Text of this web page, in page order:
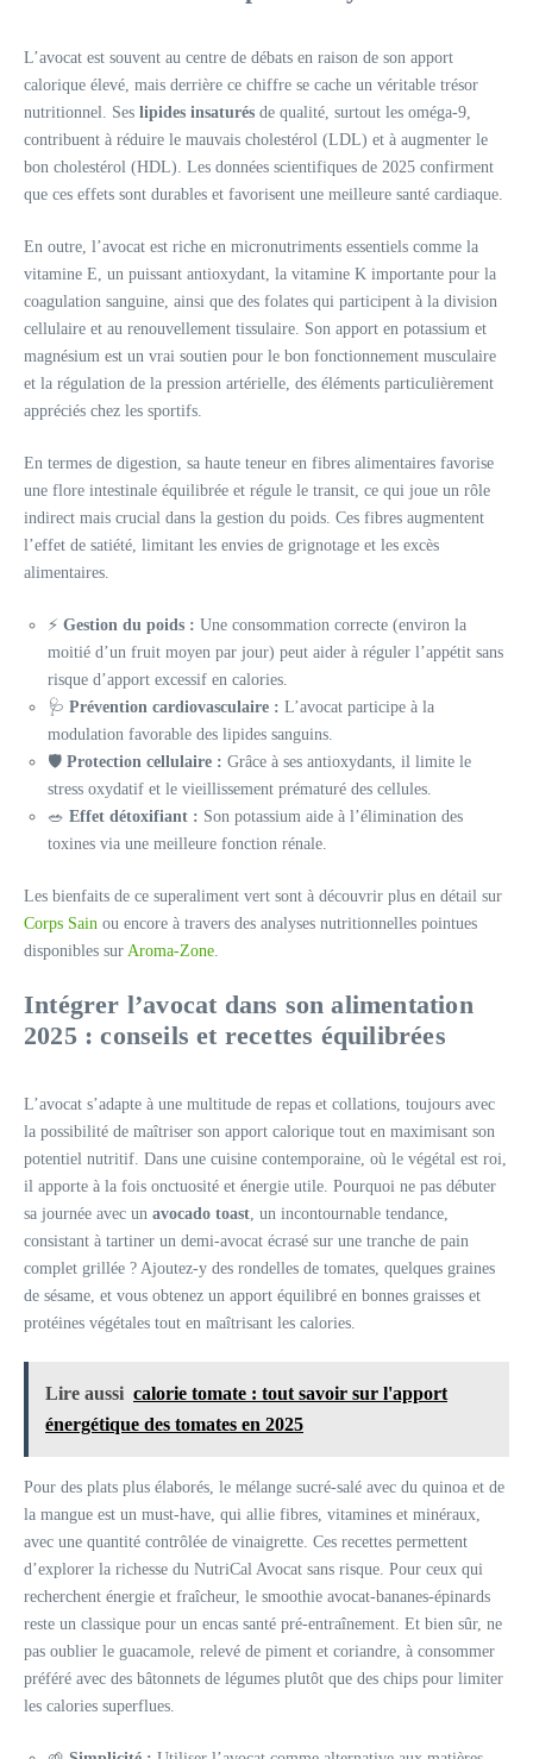
L’avocat est souvent au centre de débats en raison de son apport
calorique élevé, mais derrière ce chiffre se cache un véritable trésor
nutritionnel. Ses lipides insaturés de qualité, surtout les oméga-9,
contribuent à réduire le mauvais cholestérol (LDL) et à augmenter le
bon cholestérol (HDL). Les données scientifiques de 2025 confirment
que ces effets sont durables et favorisent une meilleure santé cardiaque.
En outre, l’avocat est riche en micronutriments essentiels comme la
vitamine E, un puissant antioxydant, la vitamine K importante pour la
coagulation sanguine, ainsi que des folates qui participent à la division
cellulaire et au renouvellement tissulaire. Son apport en potassium et
magnésium est un vrai soutien pour le bon fonctionnement musculaire
et la régulation de la pression artérielle, des éléments particulièrement
appréciés chez les sportifs.
En termes de digestion, sa haute teneur en fibres alimentaires favorise
une flore intestinale équilibrée et régule le transit, ce qui joue un rôle
indirect mais crucial dans la gestion du poids. Ces fibres augmentent
l’effet de satiété, limitant les envies de grignotage et les excès
alimentaires.
⚡ Gestion du poids : Une consommation correcte (environ la
moitié d’un fruit moyen par jour) peut aider à réguler l’appétit sans
risque d’apport excessif en calories.
🩺 Prévention cardiovasculaire : L’avocat participe à la
modulation favorable des lipides sanguins.
🛡️ Protection cellulaire : Grâce à ses antioxydants, il limite le
stress oxydatif et le vieillissement prématuré des cellules.
🥗 Effet détoxifiant : Son potassium aide à l’élimination des
toxines via une meilleure fonction rénale.
Les bienfaits de ce superaliment vert sont à découvrir plus en détail sur
Corps Sain ou encore à travers des analyses nutritionnelles pointues
disponibles sur Aroma-Zone.
Intégrer l’avocat dans son alimentation
2025 : conseils et recettes équilibrées
L’avocat s’adapte à une multitude de repas et collations, toujours avec
la possibilité de maîtriser son apport calorique tout en maximisant son
potentiel nutritif. Dans une cuisine contemporaine, où le végétal est roi,
il apporte à la fois onctuosité et énergie utile. Pourquoi ne pas débuter
sa journée avec un avocado toast, un incontournable tendance,
consistant à tartiner un demi-avocat écrasé sur une tranche de pain
complet grillée ? Ajoutez-y des rondelles de tomates, quelques graines
de sésame, et vous obtenez un apport équilibré en bonnes graisses et
protéines végétales tout en maîtrisant les calories.
Lire aussi calorie tomate : tout savoir sur l'apport
énergétique des tomates en 2025
Pour des plats plus élaborés, le mélange sucré-salé avec du quinoa et de
la mangue est un must-have, qui allie fibres, vitamines et minéraux,
avec une quantité contrôlée de vinaigrette. Ces recettes permettent
d’explorer la richesse du NutriCal Avocat sans risque. Pour ceux qui
recherchent énergie et fraîcheur, le smoothie avocat-bananes-épinards
reste un classique pour un encas santé pré-entraînement. Et bien sûr, ne
pas oublier le guacamole, relevé de piment et coriandre, à consommer
préféré avec des bâtonnets de légumes plutôt que des chips pour limiter
les calories superflues.